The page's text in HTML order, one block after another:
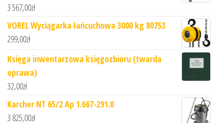
3 567,00zł
VOREL Wyciągarka łańcuchowa 3000 kg 80753
299,00zł
Księga inwentarzowa księgozbioru (twarda
oprawa)
32,00zł
Karcher NT 65/2 Ap 1.667-291.0
3 825,00zł